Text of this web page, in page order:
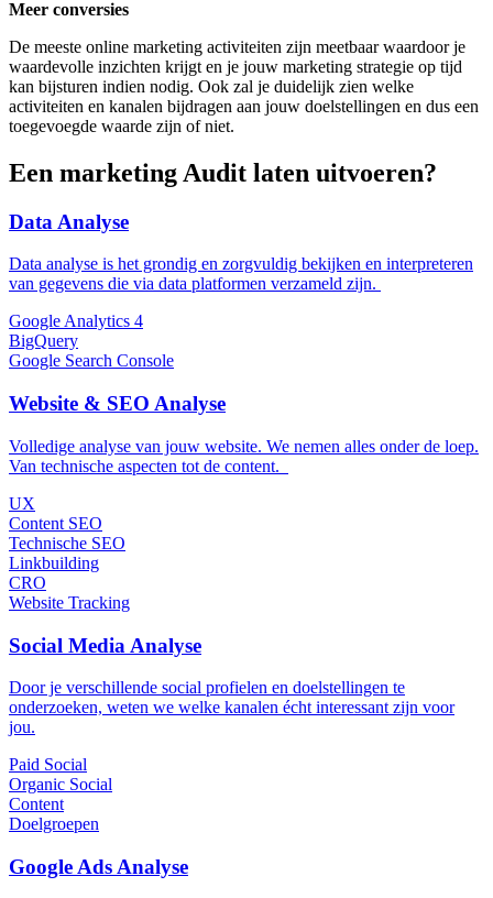
Meer conversies
De meeste online marketing activiteiten zijn meetbaar waardoor je
waardevolle inzichten krijgt en je jouw marketing strategie op tijd
kan bijsturen indien nodig. Ook zal je duidelijk zien welke
activiteiten en kanalen bijdragen aan jouw doelstellingen en dus een
toegevoegde waarde zijn of niet.
Een marketing Audit laten uitvoeren?
Data Analyse
Data analyse is het grondig en zorgvuldig bekijken en interpreteren
van gegevens die via data platformen verzameld zijn.
Google Analytics 4
BigQuery
Google Search Console
Website & SEO Analyse
Volledige analyse van jouw website. We nemen alles onder de loep.
Van technische aspecten tot de content.
UX
Content SEO
Technische SEO
Linkbuilding
CRO
Website Tracking
Social Media Analyse
Door je verschillende social profielen en doelstellingen te
onderzoeken, weten we welke kanalen écht interessant zijn voor
jou.
Paid Social
Organic Social
Content
Doelgroepen
Google Ads Analyse